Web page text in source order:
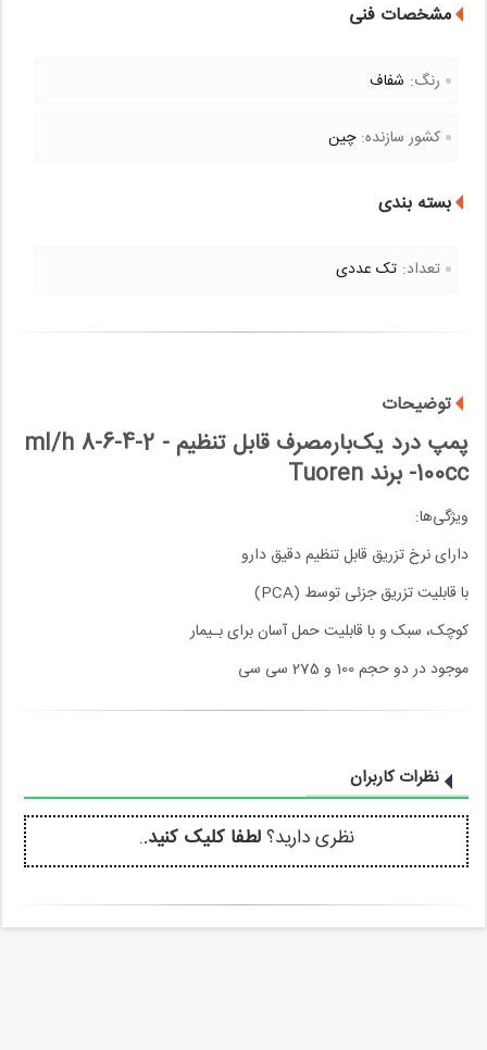
مشخصات فنی
رنگ: شفاف
کشور سازنده: چین
بسته بندی
تعداد: تک عددی
توضیحات
پمپ درد یک‌بارمصرف قابل تنظیم ml/h 8-6-4-2 -
100cc- برند Tuoren
ویژگی‌ها:
داراى نرخ تزریق قابل تنظیم دقیق دارو
با قابلیت تزریق جزئى توسط (PCA)
کوچک، سبک و با قابلیت حمل آسان برای بـیمار
موجود در دو حجم 100 و 275 سی سی
نظرات کاربران
نظری دارید؟لطفا کلیک کنید..